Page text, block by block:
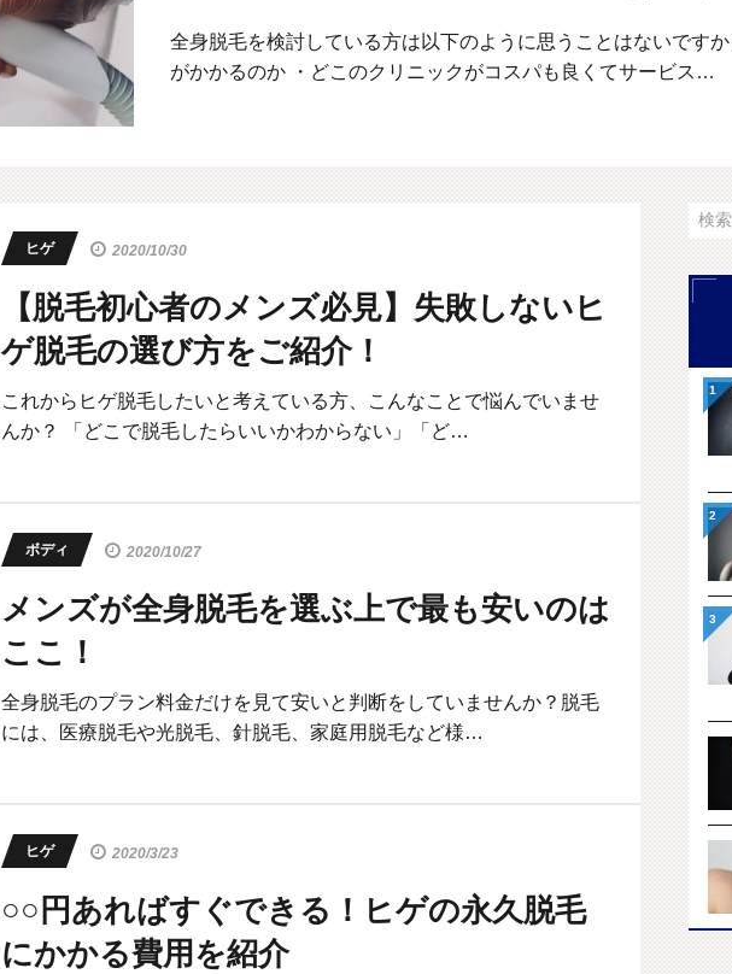
全身脱毛を検討している方は以下のように思うことはないです
がかかるのか ・どこのクリニックがコスパも良くてサービス…
ヒゲ 2020/10/30
【脱毛初心者のメンズ必見】失敗しないヒ
ゲ脱毛の選び方をご紹介！
これからヒゲ脱毛したいと考えている方、こんなことで悩んでいませ
んか？ 「どこで脱毛したらいいかわからない」「ど…
ボディ 2020/10/27
メンズが全身脱毛を選ぶ上で最も安いのは
ここ！
全身脱毛のプラン料金だけを見て安いと判断をしていませんか？脱毛
には、医療脱毛や光脱毛、針脱毛、家庭用脱毛など様…
ヒゲ 2020/3/23
○○円あればすぐできる！ヒゲの永久脱毛
にかかる費用を紹介